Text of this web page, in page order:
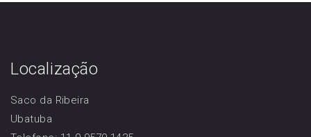
Localização
Saco da Ribeira
Ubatuba